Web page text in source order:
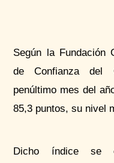
Según la Fundación
de Confianza del
penúltimo mes del
85,3 puntos, su nivel
Dicho índice se